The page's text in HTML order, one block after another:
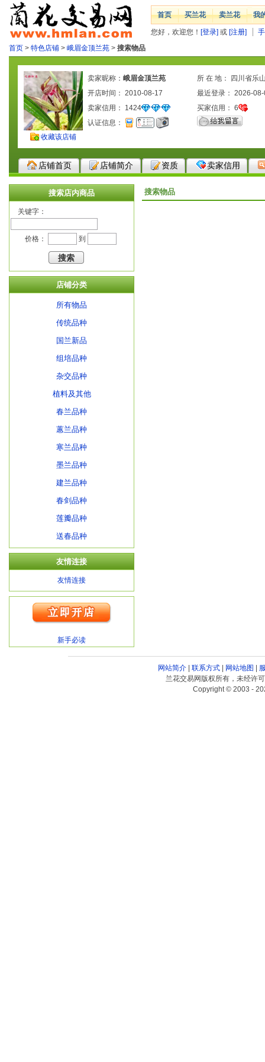
首页 买兰花 卖兰花 我
您好，欢迎您！ [登录] 或 [注册]
首页 > 特色店铺 > 峨眉金顶兰苑 > 搜索物品
收藏该店铺
卖家昵称： 峨眉金顶兰苑
所 在 地： 四川省乐
开店时间： 2010-08-17
最近登录： 2026-
卖家信用： 1424 买家信用： 6
认证信息：
店铺首页 店铺简介 资质 卖家信用
搜索店内商品
关键字：
价格： 到
店铺分类
所有物品
传统品种
国兰新品
组培品种
杂交品种
植料及其他
春兰品种
蕙兰品种
寒兰品种
墨兰品种
建兰品种
春剑品种
莲瓣品种
送春品种
友情连接
友情连接
新手必读
搜索物品
网站简介| 联系方式| 网站地图 |
兰花交易网版权所有，未经许
Copyright © 2003 -